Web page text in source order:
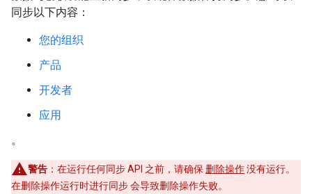
同步以下内容：
您的组织
产品
开发者
应用
。
警告 ：在运行任何同步 API 之前，请确保 删除操作没有运行。
在删除操作运行时进行同步 会导致删除操作失败。